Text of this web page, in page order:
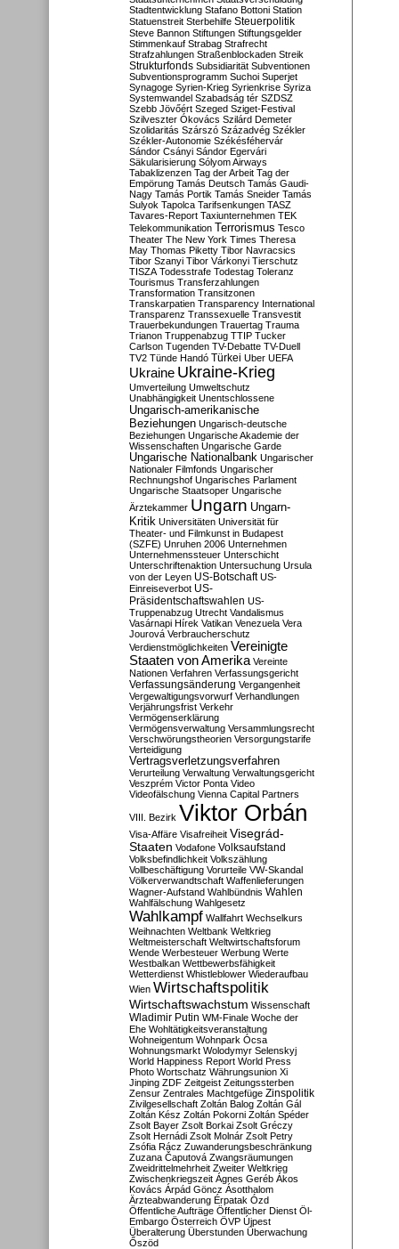
Stadtentwicklung Stafano Bottoni Station
Statuenstreit Sterbehilfe Steuerpolitik
Steve Bannon Stiftungen Stiftungsgelder
Stimmenkauf Strabag Strafrecht
Strafzahlungen Straßenblockaden Streik
Strukturfonds Subsidiarität Subventionen
Subventionsprogramm Suchoi Superjet
Synagoge Syrien-Krieg Syrienkrise Syriza
Systemwandel Szabadság tér SZDSZ
Szebb Jövőért Szeged Sziget-Festival
Szilveszter Ókovács Szilárd Demeter
Szolidaritás Szárszó Századvég Székler
Székler-Autonomie Székésféhervár
Sándor Csányi Sándor Egervári
Säkularisierung Sólyom Airways
Tabaklizenzen Tag der Arbeit Tag der
Empörung Tamás Deutsch Tamás Gaudi-
Nagy Tamás Portik Tamás Sneider Tamás
Sulyok Tapolca Tarifsenkungen TASZ
Tavares-Report Taxiunternehmen TEK
Telekommunikation Terrorismus Tesco
Theater The New York Times Theresa
May Thomas Piketty Tibor Navracsics
Tibor Szanyi Tibor Várkonyi Tierschutz
TISZA Todesstrafe Todestag Toleranz
Tourismus Transferzahlungen
Transformation Transitzonen
Transkarpatien Transparency International
Transparenz Transsexuelle Transvestit
Trauerbekundungen Trauertag Trauma
Trianon Truppenabzug TTIP Tucker
Carlson Tugenden TV-Debatte TV-Duell
TV2 Tünde Handó Türkei Uber UEFA
Ukraine Ukraine-Krieg
Umverteilung Umweltschutz
Unabhängigkeit Unentschlossene
Ungarisch-amerikanische
Beziehungen Ungarisch-deutsche
Beziehungen Ungarische Akademie der
Wissenschaften Ungarische Garde
Ungarische Nationalbank Ungarischer
Nationaler Filmfonds Ungarischer
Rechnungshof Ungarisches Parlament
Ungarische Staatsoper Ungarische
Ärztekammer Ungarn Ungarn-
Kritik Universitäten Universität für
Theater- und Filmkunst in Budapest
(SZFE) Unruhen 2006 Unternehmen
Unternehmenssteuer Unterschicht
Unterschriftenaktion Untersuchung Ursula
von der Leyen US-Botschaft US-
Einreiseverbot US-
Präsidentschaftswahlen US-
Truppenabzug Utrecht Vandalismus
Vasárnapi Hírek Vatikan Venezuela Vera
Jourová Verbraucherschutz
Verdienstmöglichkeiten Vereinigte
Staaten von Amerika Vereinte
Nationen Verfahren Verfassungsgericht
Verfassungsänderung Vergangenheit
Vergewaltigungsvorwurf Verhandlungen
Verjährungsfrist Verkehr
Vermögenserklärung
Vermögensverwaltung Versammlungsrecht
Verschwörungstheorien Versorgungstarife
Verteidigung
Vertragsverletzungsverfahren
Verurteilung Verwaltung Verwaltungsgericht
Veszprém Victor Ponta Video
Videofälschung Vienna Capital Partners
VIII. Bezirk Viktor Orbán
Visa-Affäre Visafreiheit Visegrád-
Staaten Vodafone Volksaufstand
Volksbefindlichkeit Volkszählung
Vollbeschäftigung Vorurteile VW-Skandal
Völkerverwandtschaft Waffenlieferungen
Wagner-Aufstand Wahlbündnis Wahlen
Wahlfälschung Wahlgesetz
Wahlkampf Wallfahrt Wechselkurs
Weihnachten Weltbank Weltkrieg
Weltmeisterschaft Weltwirtschaftsforum
Wende Werbesteuer Werbung Werte
Westbalkan Wettbewerbsfähigkeit
Wetterdienst Whistleblower Wiederaufbau
Wien Wirtschaftspolitik
Wirtschaftswachstum Wissenschaft
Wladimir Putin WM-Finale Woche der
Ehe Wohltätigkeitsveranstaltung
Wohneigentum Wohnpark Ócsa
Wohnungsmarkt Wolodymyr Selenskyj
World Happiness Report World Press
Photo Wortschatz Währungsunion Xi
Jinping ZDF Zeitgeist Zeitungssterben
Zensur Zentrales Machtgefüge Zinspolitik
Zivilgesellschaft Zoltán Balog Zoltán Gál
Zoltán Kész Zoltán Pokorni Zoltán Spéder
Zsolt Bayer Zsolt Borkai Zsolt Gréczy
Zsolt Hernádi Zsolt Molnár Zsolt Petry
Zsófia Rácz Zuwanderungsbeschränkung
Zuzana Čaputová Zwangsräumungen
Zweidrittelmehrheit Zweiter Weltkrieg
Zwischenkriegszeit Ágnes Geréb Ákos
Kovács Árpád Göncz Ásotthalom
Ärzteabwanderung Érpatak Ózd
Öffentliche Aufträge Öffentlicher Dienst Öl-
Embargo Österreich ÖVP Újpest
Überalterung Überstunden Überwachung
Őszöd